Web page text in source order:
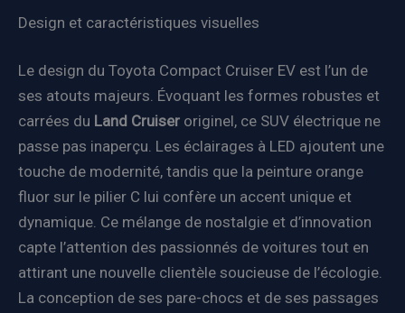
Design et caractéristiques visuelles
Le design du Toyota Compact Cruiser EV est l’un de
ses atouts majeurs. Évoquant les formes robustes et
carrées du Land Cruiser originel, ce SUV électrique ne
passe pas inaperçu. Les éclairages à LED ajoutent une
touche de modernité, tandis que la peinture orange
fluor sur le pilier C lui confère un accent unique et
dynamique. Ce mélange de nostalgie et d’innovation
capte l’attention des passionnés de voitures tout en
attirant une nouvelle clientèle soucieuse de l’écologie.
La conception de ses pare-chocs et de ses passages